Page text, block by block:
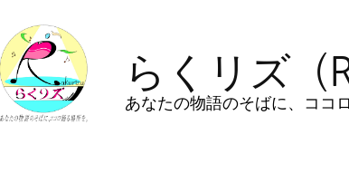
らくリズ（
あなたの物語のそばに、ココ